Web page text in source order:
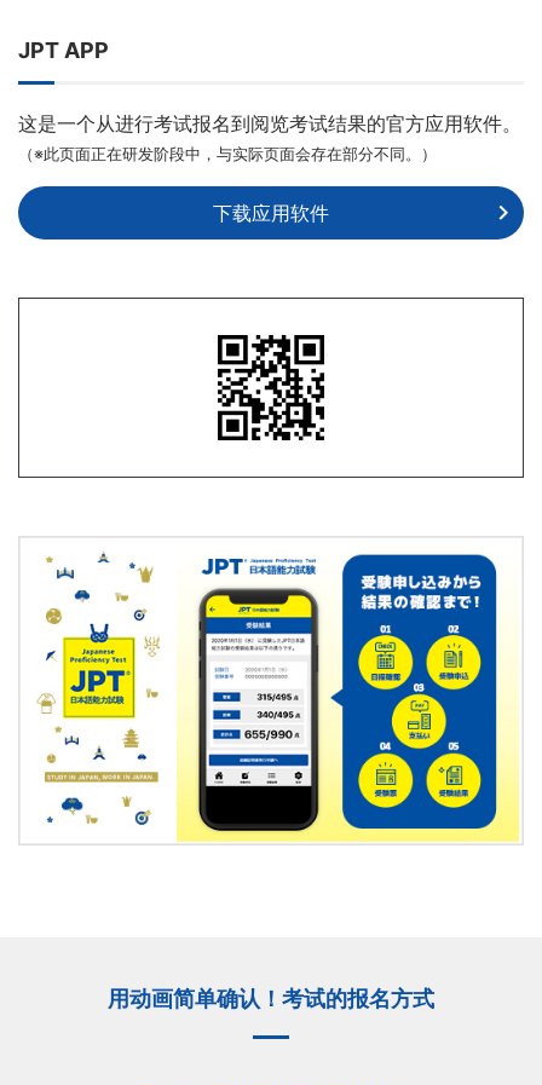
JPT APP
这是一个从进行考试报名到阅览考试结果的官方应用软件。
（※此页面正在研发阶段中，与实际页面会存在部分不同。）
下载应用软件
用动画简单确认！考试的报名方式